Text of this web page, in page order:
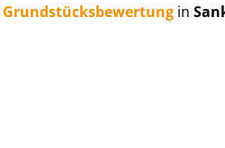
Grund­stücks­be­wer­tung in